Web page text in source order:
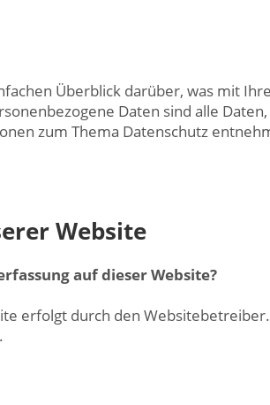
Überblick darüber, was mit
Daten sind alle
zum Thema Datenschutz
Website
auf dieser Website?
erfolgt durch den